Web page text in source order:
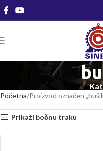
Početna Proizvod označen
Prikaži bočnu traku